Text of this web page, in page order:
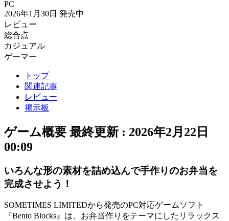
PC
2026年1月30日 発売中
レビュー
総合点
カジュアル
ゲーマー
トップ
関連記事
レビュー
掲示板
ゲーム概要 最終更新 : 2026年2月22日
00:09
いろんな形の素材を詰め込んで手作りのお弁当を
完成させよう！
SOMETIMES LIMITEDから発売のPC対応ゲームソフト
『Bento Blocks』は、お弁当作りをテーマにした リラックス